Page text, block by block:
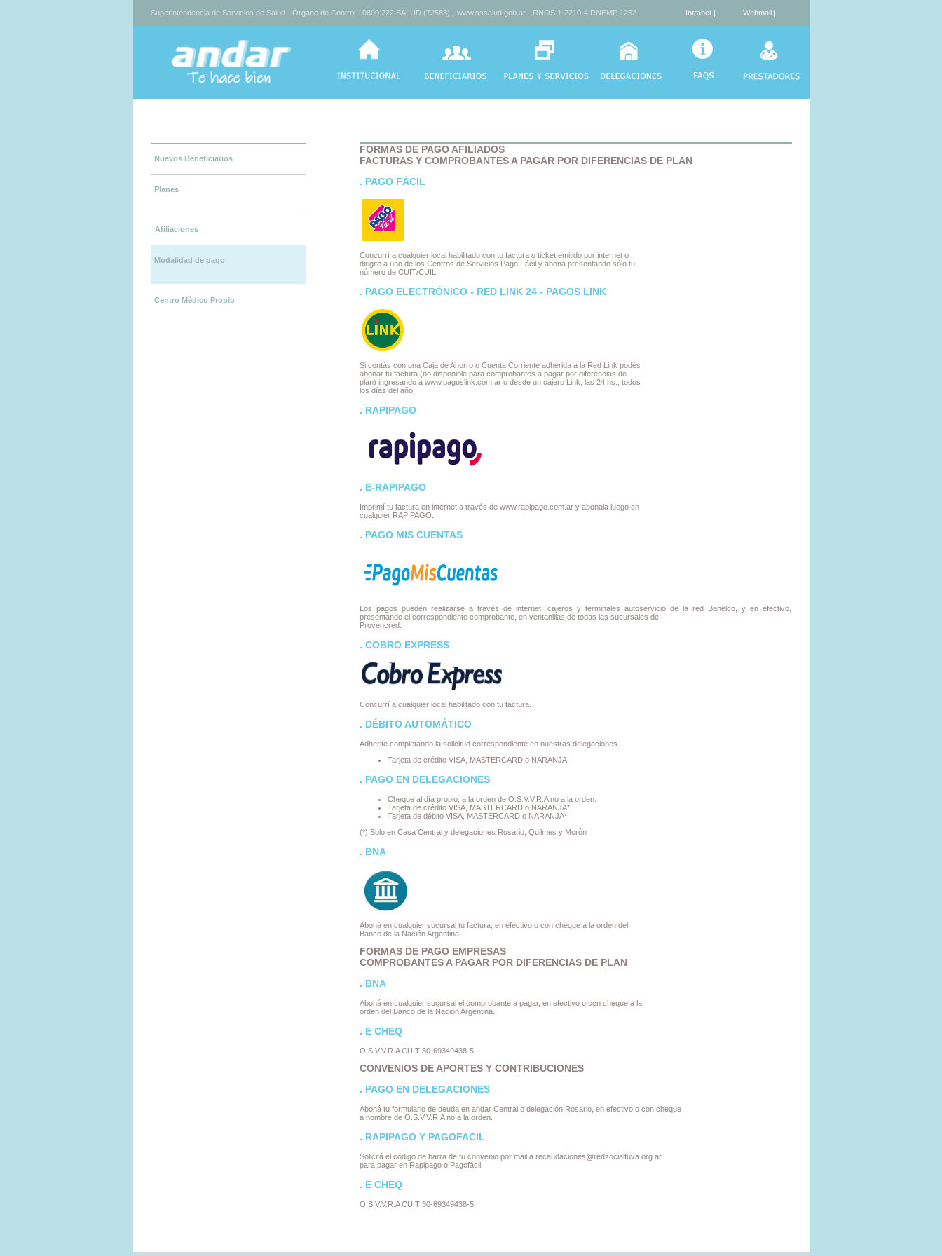
Superintendencia de Servicios de Salud - Órgano de Control- 0800.222.SALUD (72583) - www.sssalud.gob.ar- RNOS 1-2210-4 RNEMP 1252 Intranet| Webmail|
Nuevos Beneficiarios
Planes
Afiliaciones
Modalidad de pago
Centro Médico Propio
FORMAS DE PAGO AFILIADOS
FACTURAS Y COMPROBANTES A PAGAR POR DIFERENCIAS DE PLAN
. PAGO FÁCIL
Concurrí a cualquier local habilitado con tu factura o ticket emitido por internet o
dirigite a uno de los Centros de Servicios Pago Fácil y aboná presentando sólo tu
número de CUIT/CUIL.
. PAGO ELECTRÓNICO - RED LINK 24 - PAGOS LINK
Si contás con una Caja de Ahorro o Cuenta Corriente adherida a la Red Link podés
abonar tu factura (no disponible para comprobantes a pagar por diferencias de
plan) ingresando a www.pagoslink.com.ar o desde un cajero Link, las 24 hs., todos
los días del año.
. RAPIPAGO
. E-RAPIPAGO
Imprimí tu factura en internet a través de www.rapipago.com.ar y abonala luego en
cualquier RAPIPAGO.
. PAGO MIS CUENTAS
Los pagos pueden realizarse a través de internet, cajeros y terminales autoservicio de la red Banelco, y en efectivo,
presentando el correspondiente comprobante, en ventanillas de todas las sucursales de
Provencred.
. COBRO EXPRESS
Concurrí a cualquier local habilitado con tu factura.
. DÉBITO AUTOMÁTICO
Adherite completando la solicitud correspondiente en nuestras delegaciones.
Tarjeta de crédito VISA, MASTERCARD o NARANJA.
. PAGO EN DELEGACIONES
Cheque al día propio, a la orden de O.S.V.V.R.A no a la orden.
Tarjeta de crédito VISA, MASTERCARD o NARANJA*.
Tarjeta de débito VISA, MASTERCARD o NARANJA*.
(*) Solo en Casa Central y delegaciones Rosario, Quilmes y Morón
. BNA
Aboná en cualquier sucursal tu factura, en efectivo o con cheque a la orden del
Banco de la Nación Argentina.
FORMAS DE PAGO EMPRESAS
COMPROBANTES A PAGAR POR DIFERENCIAS DE PLAN
. BNA
Aboná en cualquier sucursal el comprobante a pagar, en efectivo o con cheque a la
orden del Banco de la Nación Argentina.
. E CHEQ
O.S.V.V.R.A CUIT 30-69349438-5
CONVENIOS DE APORTES Y CONTRIBUCIONES
. PAGO EN DELEGACIONES
Aboná tu formulario de deuda en andar Central o delegación Rosario, en efectivo o con cheque
a nombre de O.S.V.V.R.A no a la orden.
. RAPIPAGO Y PAGOFACIL
Solicitá el código de barra de tu convenio por mail a recaudaciones@redsocialfuva.org.ar
para pagar en Rapipago o Pagofácil.
. E CHEQ
O.S.V.V.R.A CUIT 30-69349438-5